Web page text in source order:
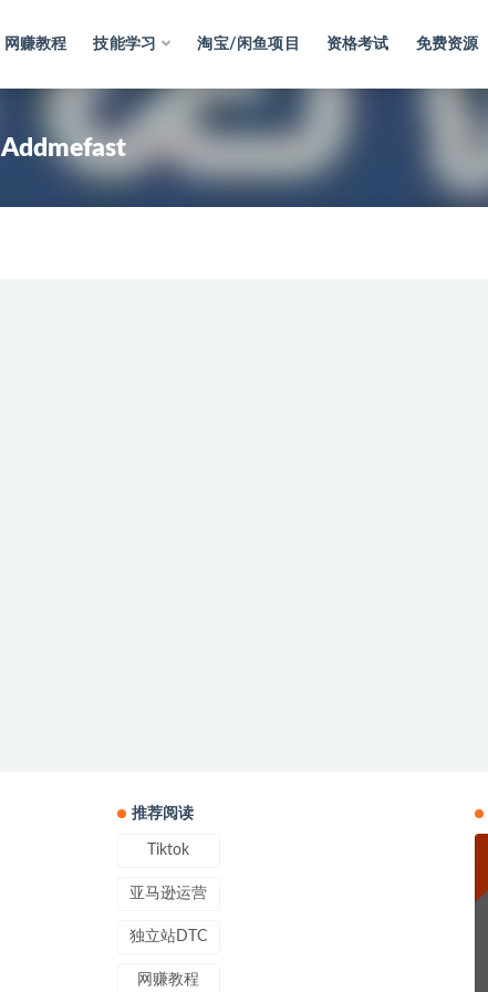
网赚教程 技能学习 淘宝/闲鱼项目 资格考试 免费资源
Addmefast
推荐阅读
Tiktok
亚马逊运营
独立站DTC
网赚教程